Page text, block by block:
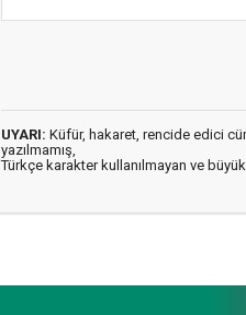
UYARI: Küfür, hakaret, rencide edici
yazılmamış,
Türkçe karakter kullanılmayan ve